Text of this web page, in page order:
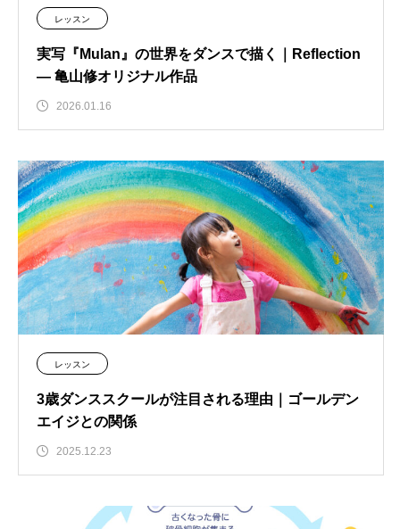
レッスン
実写『Mulan』の世界をダンスで描く｜Reflection
― 亀山修オリジナル作品
2026.01.16
レッスン
3歳ダンススクールが注目される理由｜ゴールデン
エイジとの関係
2025.12.23